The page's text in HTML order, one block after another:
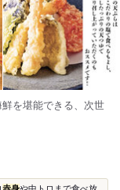
鮮を堪能できる、次世